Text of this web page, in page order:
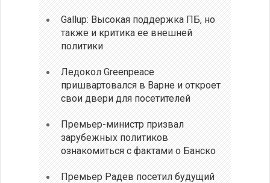
Gallup: Высокая поддержка ПБ, но
также и критика ее внешней
политики
Ледокол Greenpeace
пришвартовался в Варне и откроет
свои двери для посетителей
Премьер-министр призвал
зарубежных политиков
ознакомиться с фактами о Банско
Премьер Радев посетил будущий